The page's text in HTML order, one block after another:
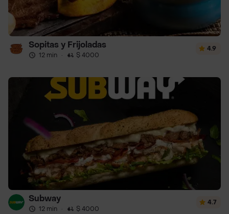
Sopitas y Frijoladas
12 min · $ 4000
4.9
Subway
12 min · $ 4000
4.7